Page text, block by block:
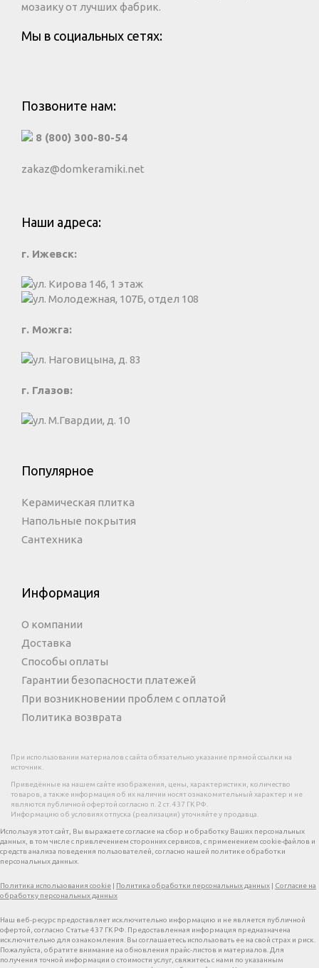
мозаику от лучших фабрик.
Мы в социальных сетях:
Позвоните нам:
8 (800) 300-80-54
zakaz@domkeramiki.net
Наши адреса:
г. Ижевск:
ул. Кирова 146, 1 этаж
ул. Молодежная, 107Б, отдел 108
г. Можга:
ул. Наговицына, д. 83
г. Глазов:
ул. М.Гвардии, д. 10
Популярное
Керамическая плитка
Напольные покрытия
Сантехника
Информация
О компании
Доставка
Способы оплаты
Гарантии безопасности платежей
При возникновении проблем с оплатой
Политика возврата
При использовании материалов с сайта обязательно указание прямой ссылки на
источник.
Приведённые на нашем сайте изображения, цены, характеристики, количество
товаров, а также информация об их наличии носят ознакомительный характер и не
являются публичной офертой согласно п. 2 ст. 437 ГК РФ.
Информацию об условиях отпуска (реализации) уточняйте у продавца.
Используя этот сайт, Вы выражаете согласие на сбор и обработку Ваших персональных
данных, в том числе с привлечением сторонних сервисов, с применением cookie-файлов и
средств анализа поведения пользователей, согласно нашей политике обработки
персональных данных.
Политика использования cookie | Политика обработки персональных данных | Согласие на
обработку персональных данных
Наш веб-ресурс предоставляет исключительно информацию и не является публичной
офертой, согласно Статье 437 ГК РФ. Предоставленная информация предназначена
исключительно для ознакомления. Вы соглашаетесь использовать ее на свой страх и риск.
Пожалуйста, обратите внимание на обновления прайс-листов и материалов. Для
получения точной информации о стоимости услуг, свяжитесь с нами по указанным